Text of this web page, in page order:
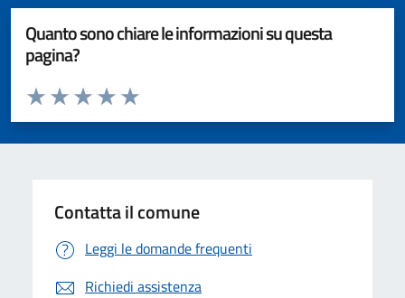
Quanto sono chiare le informazioni su questa
pagina?
Valuta da 1 a 5 stelle la pagina
Valuta 5 stelle su 5
Valuta 4 stelle su 5
Valuta 3 stelle su 5
Valuta 2 stelle su 5
Valuta 1 stelle su 5
Contatta il comune
Leggi le domande frequenti
Richiedi assistenza